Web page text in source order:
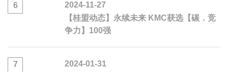
6
2024-11-27
【桂盟动态】永续未来 KMC获选【碳．竞
争力】100强
7
2024-01-31